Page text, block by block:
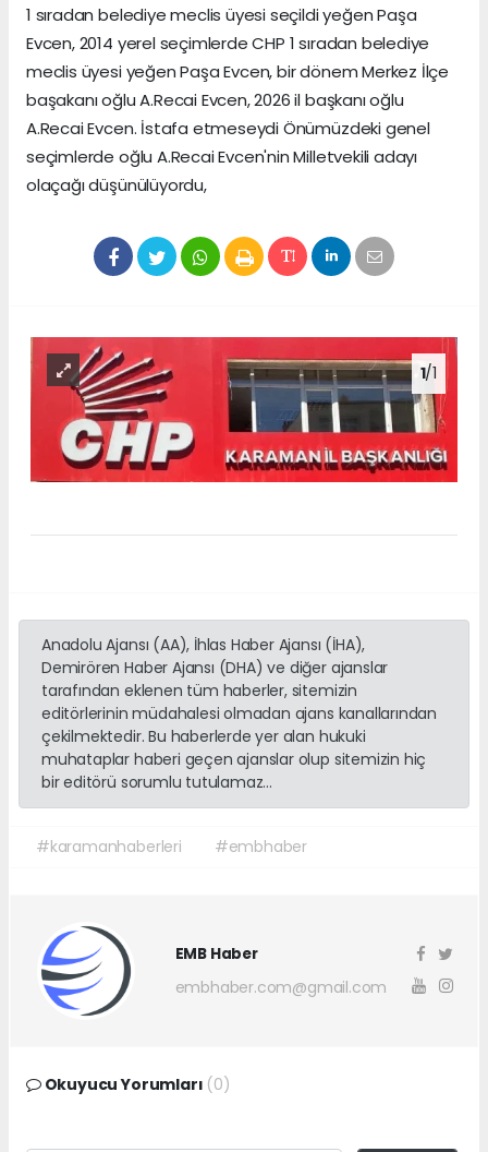
1 sıradan belediye meclis üyesi seçildi yeğen Paşa
Evcen, 2014 yerel seçimlerde CHP 1 sıradan belediye
meclis üyesi yeğen Paşa Evcen, bir dönem Merkez İlçe
başakanı oğlu A.Recai Evcen, 2026 il başkanı oğlu
A.Recai Evcen. İstafa etmeseydi Önümüzdeki genel
seçimlerde oğlu A.Recai Evcen'nin Milletvekili adayı
olaçağı düşünülüyordu,
1/1
Anadolu Ajansı (AA), İhlas Haber Ajansı (İHA),
Demirören Haber Ajansı (DHA) ve diğer ajanslar
tarafından eklenen tüm haberler, sitemizin
editörlerinin müdahalesi olmadan ajans kanallarından
çekilmektedir. Bu haberlerde yer alan hukuki
muhataplar haberi geçen ajanslar olup sitemizin hiç
bir editörü sorumlu tutulamaz...
#karamanhaberleri #embhaber
EMB Haber
embhaber.com@gmail.com
Okuyucu Yorumları (0)